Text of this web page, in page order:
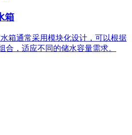
箱
箱通常采用模块化设计，可以根据
合，适应不同的储水容量需求。